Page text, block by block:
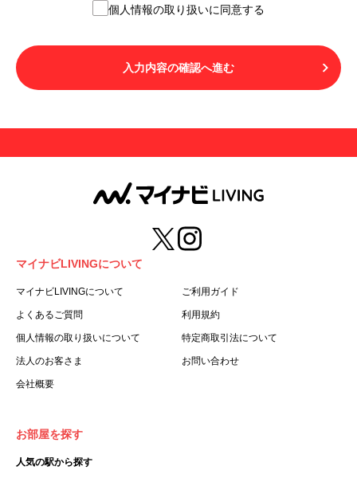
１.本サービスを利用する者（以下「利用者」といいます）
LIVINGご契約にあたり取得する個人情報の取り扱いについ
て」の内容をすべて承諾したものとみなされます。不承諾
の意思表示は、本サービスを利用しないことをもってのみ
用することはできません。
第３条（用語の定義）
１.「本サ―ビス」とは、第１章第１条で規定する当社が運
営するマイナビLIVINGを意味します。
２.「利用者」とは、第１章第２条に規定する本サービスを
利用する個人を意味します。
３.「本サイト」とは、当社が運営する本サービスに関する
ます。
５.「会員」とは、第２章第１条に基づき会員登録が完了し
た個人を意味します。
録した情報、本サービス利用中に当社が登録を求めた情報
った場合の当該情報を意味します。
個人情報の取り扱いに同意する
入力内容の確認へ進む
マイナビLIVINGについて
マイナビLIVINGについて ご利用ガイド
よくあるご質問 利用規約
個人情報の取り扱いについて 特定商取引法について
法人のお客さま お問い合わせ
会社概要
お部屋を探す
人気の駅から探す